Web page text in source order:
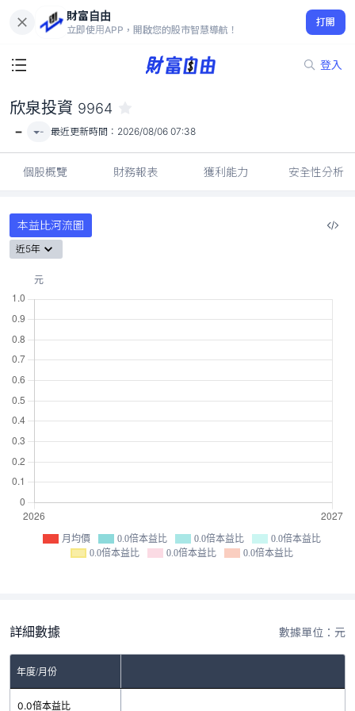
財富自由
立即使用APP，開啟您的股市智慧導航！
打開
登入
-
欣泉投資 9964
- - 最近更新時間： 2026/08/06 07:38
個股概覽 財務報表 獲利能力 安全性分析
本益比河流圖
近5年
月均價 0.0倍本益比 0.0倍本益比
0.0倍本益比
0.0倍本益比
0.0倍本益比 0.0倍本益比
詳細數據 數據單位：元
年度/月份
0.0倍本益比